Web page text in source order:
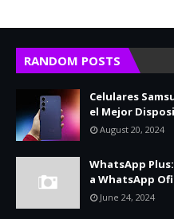
RANDOM POSTS
Celulares
el Mejor
August 20, 2024
WhatsApp
a WhatsApp
June 24, 2024